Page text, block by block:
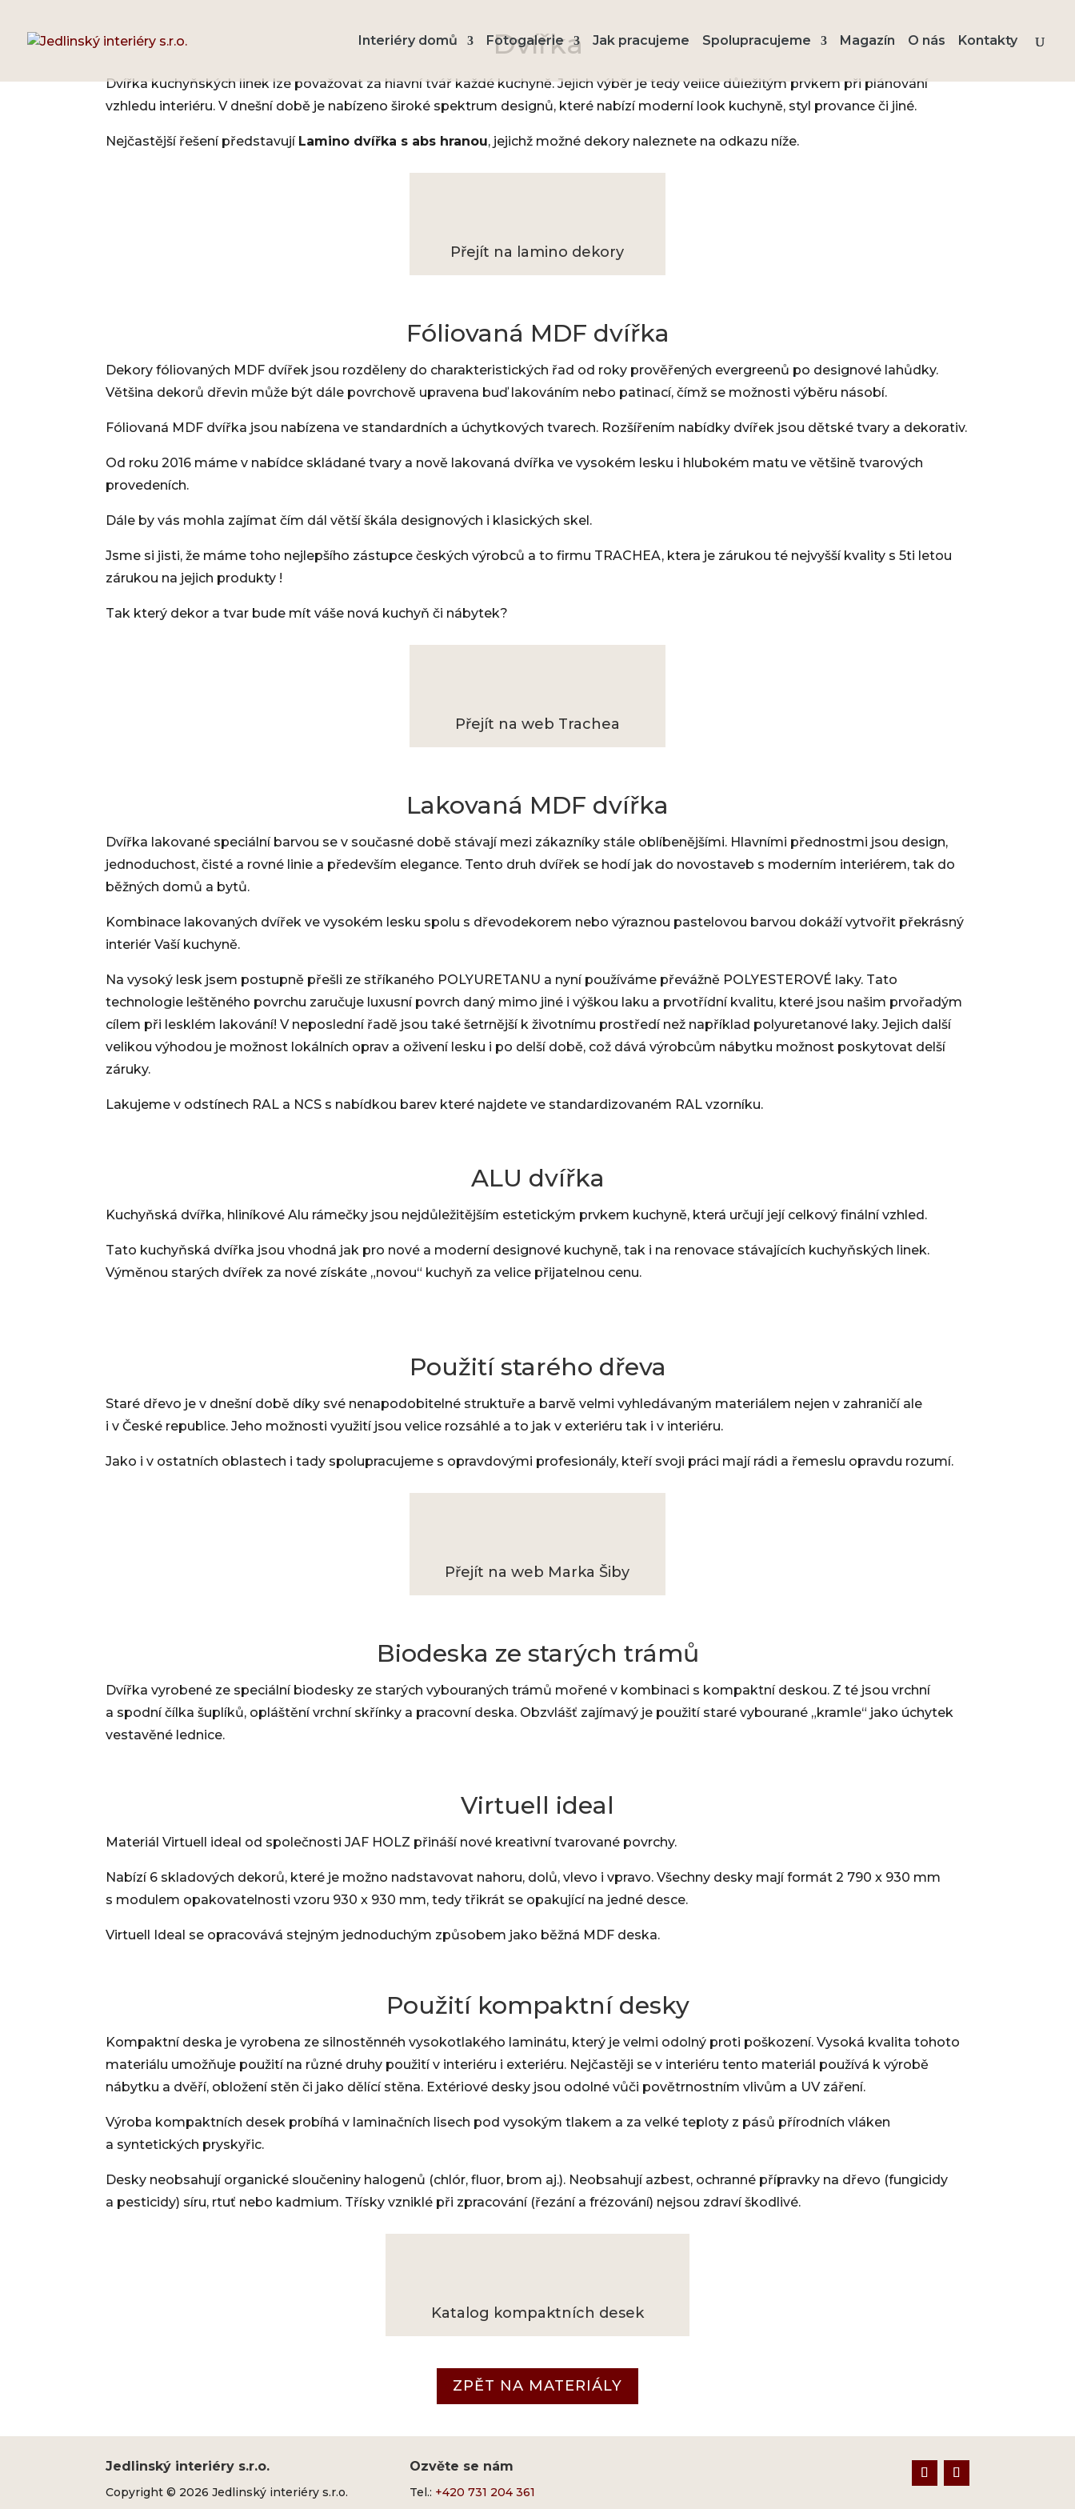
Interiéry domů Fotogalerie Jak pracujeme Spolupracujeme Magazín O nás Kontakty
Dvířka
Dvířka kuchyňských linek lze považovat za hlavní tvář každé kuchyně. Jejich výběr je tedy velice důležitým prvkem při plánování
vzhledu interiéru. V dnešní době je nabízeno široké spektrum designů, které nabízí moderní look kuchyně, styl provance či jiné.
Nejčastější řešení představují Lamino dvířka s abs hranou, jejichž možné dekory naleznete na odkazu níže.
Přejít na lamino dekory
Fóliovaná MDF dvířka
Dekory fóliovaných MDF dvířek jsou rozděleny do charakteristických řad od roky prověřených evergreenů po designové lahůdky.
Většina dekorů dřevin může být dále povrchově upravena buď lakováním nebo patinací, čímž se možnosti výběru násobí.
Fóliovaná MDF dvířka jsou nabízena ve standardních a úchytkových tvarech. Rozšířením nabídky dvířek jsou dětské tvary a dekorativ.
Od roku 2016 máme v nabídce skládané tvary a nově lakovaná dvířka ve vysokém lesku i hlubokém matu ve většině tvarových
provedeních.
Dále by vás mohla zajímat čím dál větší škála designových i klasických skel.
Jsme si jisti, že máme toho nejlepšího zástupce českých výrobců a to firmu TRACHEA, ktera je zárukou té nejvyšší kvality s 5ti letou
zárukou na jejich produkty !
Tak který dekor a tvar bude mít váše nová kuchyň či nábytek?
Přejít na web Trachea
Lakovaná MDF dvířka
Dvířka lakované speciální barvou se v současné době stávají mezi zákazníky stále oblíbenějšími. Hlavními přednostmi jsou design,
jednoduchost, čisté a rovné linie a především elegance. Tento druh dvířek se hodí jak do novostaveb s moderním interiérem, tak do
běžných domů a bytů.
Kombinace lakovaných dvířek ve vysokém lesku spolu s dřevodekorem nebo výraznou pastelovou barvou dokáží vytvořit překrásný
interiér Vaší kuchyně.
Na vysoký lesk jsem postupně přešli ze stříkaného POLYURETANU a nyní používáme převážně POLYESTEROVÉ laky. Tato
technologie leštěného povrchu zaručuje luxusní povrch daný mimo jiné i výškou laku a prvotřídní kvalitu, které jsou našim prvořadým
cílem při lesklém lakování! V neposlední řadě jsou také šetrnější k životnímu prostředí než například polyuretanové laky. Jejich další
velikou výhodou je možnost lokálních oprav a oživení lesku i po delší době, což dává výrobcům nábytku možnost poskytovat delší
záruky.
Lakujeme v odstínech RAL a NCS s nabídkou barev které najdete ve standardizovaném RAL vzorníku.
ALU dvířka
Kuchyňská dvířka, hliníkové Alu rámečky jsou nejdůležitějším estetickým prvkem kuchyně, která určují její celkový finální vzhled.
Tato kuchyňská dvířka jsou vhodná jak pro nové a moderní designové kuchyně, tak i na renovace stávajících kuchyňských linek.
Výměnou starých dvířek za nové získáte „novou“ kuchyň za velice přijatelnou cenu.
Použití starého dřeva
Staré dřevo je v dnešní době díky své nenapodobitelné struktuře a barvě velmi vyhledávaným materiálem nejen v zahraničí ale
i v České republice. Jeho možnosti využití jsou velice rozsáhlé a to jak v exteriéru tak i v interiéru.
Jako i v ostatních oblastech i tady spolupracujeme s opravdovými profesionály, kteří svoji práci mají rádi a řemeslu opravdu rozumí.
Přejít na web Marka Šiby
Biodeska ze starých trámů
Dvířka vyrobené ze speciální biodesky ze starých vybouraných trámů mořené v kombinaci s kompaktní deskou. Z té jsou vrchní
a spodní čílka šuplíků, opláštění vrchní skřínky a pracovní deska. Obzvlášť zajímavý je použití staré vybourané „kramle“ jako úchytek
vestavěné lednice.
Virtuell ideal
Materiál Virtuell ideal od společnosti JAF HOLZ přináší nové kreativní tvarované povrchy.
Nabízí 6 skladových dekorů, které je možno nadstavovat nahoru, dolů, vlevo i vpravo. Všechny desky mají formát 2 790 x 930 mm
s modulem opakovatelnosti vzoru 930 x 930 mm, tedy třikrát se opakující na jedné desce.
Virtuell Ideal se opracovává stejným jednoduchým způsobem jako běžná MDF deska.
Použití kompaktní desky
Kompaktní deska je vyrobena ze silnostěnnéh vysokotlakého laminátu, který je velmi odolný proti poškození. Vysoká kvalita tohoto
materiálu umožňuje použití na různé druhy použití v interiéru i exteriéru. Nejčastěji se v interiéru tento materiál používá k výrobě
nábytku a dvěří, obložení stěn či jako dělící stěna. Extériové desky jsou odolné vůči povětrnostním vlivům a UV záření.
Výroba kompaktních desek probíhá v laminačních lisech pod vysokým tlakem a za velké teploty z pásů přírodních vláken
a syntetických pryskyřic.
Desky neobsahují organické sloučeniny halogenů (chlór, fluor, brom aj.). Neobsahují azbest, ochranné přípravky na dřevo (fungicidy
a pesticidy) síru, rtuť nebo kadmium. Třísky vzniklé při zpracování (řezání a frézování) nejsou zdraví škodlivé.
Katalog kompaktních desek
ZPĚT NA MATERIÁLY
Jedlinský interiéry s.r.o.
Copyright © 2026 Jedlinský interiéry s.r.o.
Ozvěte se nám
Tel.: +420 731 204 361